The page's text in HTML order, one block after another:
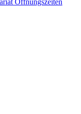
Öffnungszeiten